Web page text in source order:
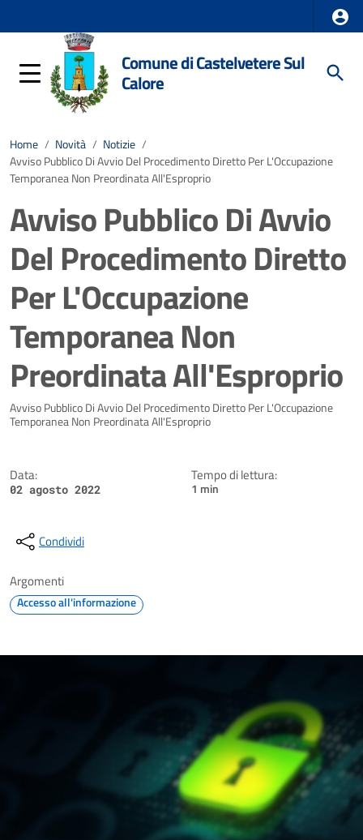
Comune di Castelvetere Sul
Calore
Home / Novità / Notizie /
Avviso Pubblico Di Avvio Del Procedimento Diretto Per L'Occupazione
Temporanea Non Preordinata All'Esproprio
Avviso Pubblico Di Avvio
Del Procedimento Diretto
Per L'Occupazione
Temporanea Non
Preordinata All'Esproprio
Dettagli della notizia
Avviso Pubblico Di Avvio Del Procedimento Diretto Per L'Occupazione
Temporanea Non Preordinata All'Esproprio
Data:
02 agosto 2022
Tempo di lettura:
1 min
Condividi
Argomenti
Accesso all'informazione